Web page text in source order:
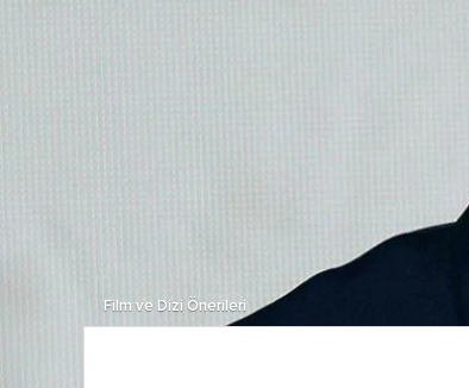
Film ve Dizi Önerileri